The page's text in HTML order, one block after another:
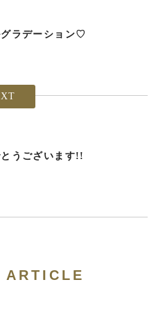
ラデーション♡
うございます!!
ARTICLE